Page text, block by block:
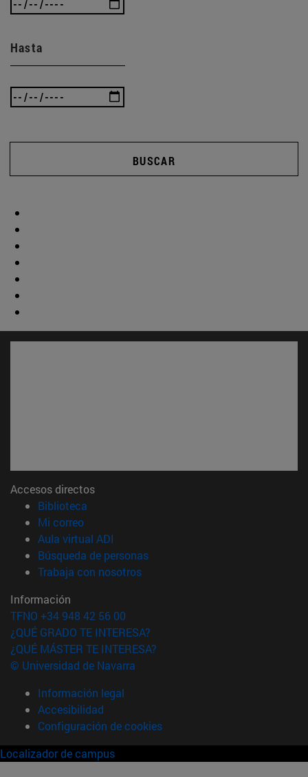
Hasta
BUSCAR
Accesos directos
Biblioteca
Mi correo(abre en nueva ventana)
Aula virtual ADI
Búsqueda de personas(abre en nueva ventana)
Trabaja con nosotros(abre en nueva ventana)
Información
TFNO +34 948 42 56 00
¿QUÉ GRADO TE INTERESA?
¿QUÉ MÁSTER TE INTERESA?
© Universidad de Navarra
Información legal
Accesibilidad
Configuración de cookies
Localizador de campus